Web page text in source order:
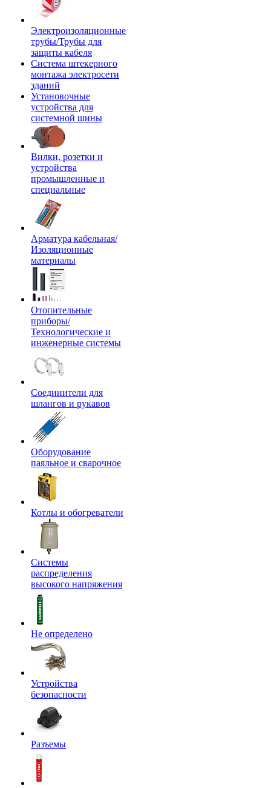
Электроизоляционные
трубы/Трубы для
защиты кабеля
Система штекерного
монтажа электросети
зданий
Установочные
устройства для
системной шины
Вилки, розетки и
устройства
промышленные и
специальные
Арматура кабельная/
Изоляционные
материалы
Отопительные
приборы/
Технологические и
инженерные системы
Соединители для
шлангов и рукавов
Оборудование
паяльное и сварочное
Котлы и обогреватели
Системы
распределения
высокого напряжения
Не определено
Устройства
безопасности
Разъемы